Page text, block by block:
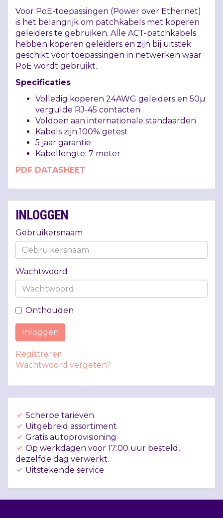
Voor PoE-toepassingen (Power over Ethernet)
is het belangrijk om patchkabels met koperen
geleiders te gebruiken. Alle ACT-patchkabels
hebben koperen geleiders en zijn bij uitstek
geschikt voor toepassingen in netwerken waar
PoE wordt gebruikt.
Specificaties
Volledig koperen 24AWG geleiders en 50µ
vergulde RJ-45 contacten
Voldoen aan internationale standaarden
Kabels zijn 100% getest
5 jaar garantie
Kabellengte: 7 meter
PDF DATASHEET
INLOGGEN
Gebruikersnaam
Wachtwoord
Onthouden
Inloggen
Registreren
Wachtwoord vergeten?
Scherpe tarieven
Uitgebreid assortiment
Gratis autoprovisioning
Op werkdagen voor 17:00 uur besteld,
dezelfde dag verwerkt.
Uitstekende service